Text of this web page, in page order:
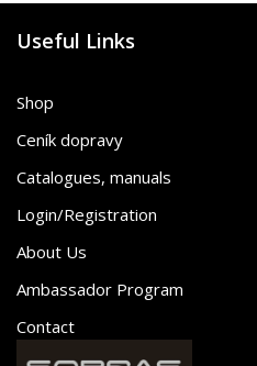
Useful Links
Shop
Ceník dopravy
Catalogues, manuals
Login/Registration
About Us
Ambassador Program
Contact